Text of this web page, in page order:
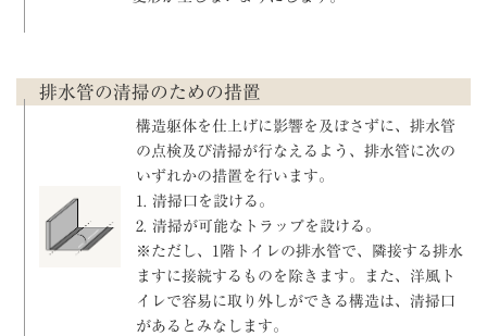
排水管の清掃のための措置
構造躯体を仕上げに影響を及ぼさずに、排水管
の点検及び清掃が行なえるよう、排水管に次の
いずれかの措置を行います。
1. 清掃口を設ける。
2. 清掃が可能なトラップを設ける。
※ただし、1階トイレの排水管で、隣接する排水
ますに接続するものを除きます。また、洋風ト
イレで容易に取り外しができる構造は、清掃口
があるとみなします。